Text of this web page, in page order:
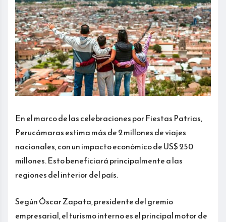
En el marco de las celebraciones por Fiestas Patrias,
Perucámaras estima más de 2 millones de viajes
nacionales, con un impacto económico de US$ 250
millones. Esto beneficiará principalmente a las
regiones del interior del país.
Según Óscar Zapata, presidente del gremio
empresarial, el turismo interno es el principal motor de